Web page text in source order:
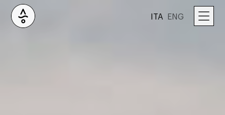
ITA ENG